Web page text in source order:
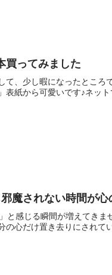
買ってみました
て、少し暇になったとこ
紙から可愛いです♪ネッ
魔されない時間が心
と感じる瞬間が増えてき
の心だけ置き去りにされ